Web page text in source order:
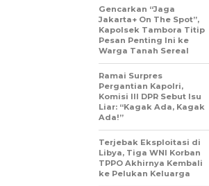
Gencarkan “Jaga
Jakarta+ On The Spot”,
Kapolsek Tambora Titip
Pesan Penting Ini ke
Warga Tanah Sereal
Ramai Surpres
Pergantian Kapolri,
Komisi III DPR Sebut Isu
Liar: “Kagak Ada, Kagak
Ada!”
Terjebak Eksploitasi di
Libya, Tiga WNI Korban
TPPO Akhirnya Kembali
ke Pelukan Keluarga